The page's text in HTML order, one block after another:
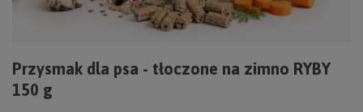
Przysmak dla psa - tłoczone na zimno RYBY
150 g